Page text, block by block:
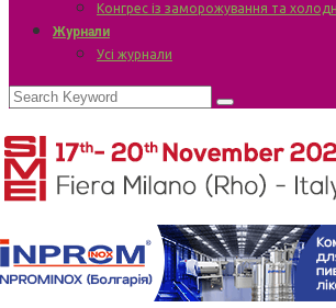
Конгрес із заморожування та
Журнали
Усі журнали